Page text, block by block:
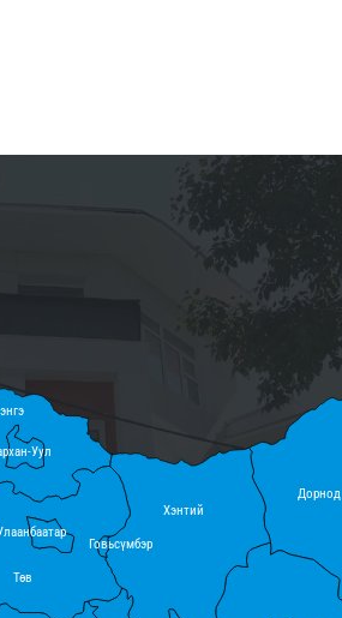
Дорнод
Хэнтий
Уул
Төв
Говьсүмбэр